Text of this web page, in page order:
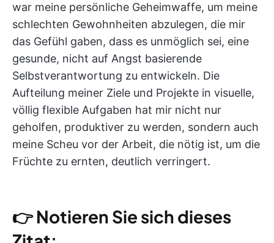
war meine persönliche Geheimwaffe, um meine
schlechten Gewohnheiten abzulegen, die mir
das Gefühl gaben, dass es unmöglich sei, eine
gesunde, nicht auf Angst basierende
Selbstverantwortung zu entwickeln. Die
Aufteilung meiner Ziele und Projekte in visuelle,
völlig flexible Aufgaben hat mir nicht nur
geholfen, produktiver zu werden, sondern auch
meine Scheu vor der Arbeit, die nötig ist, um die
Früchte zu ernten, deutlich verringert.
👉 Notieren Sie sich dieses